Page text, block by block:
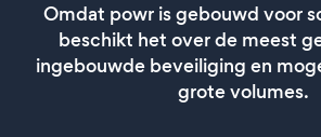
Omdat powr is gebouwd voor
beschikt het over de meest
ingebouwde beveiliging en
grote volumes.